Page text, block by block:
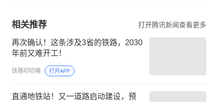
相关推荐 打开腾讯新闻查看更多
再次确认！这条涉及3省的铁路，2030
年前又难开工！
铁路叨叨嘴 打开APP
直通地铁站！又一道路启动建设，预